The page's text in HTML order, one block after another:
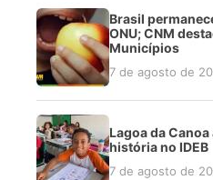
Brasil
ONU; CNM
Municípios
7 de agosto de
Lagoa da
história no IDEB
7 de agosto de